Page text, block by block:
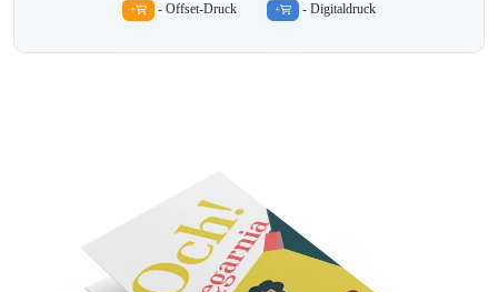
+ - Offset-Druck + - Digitaldruck